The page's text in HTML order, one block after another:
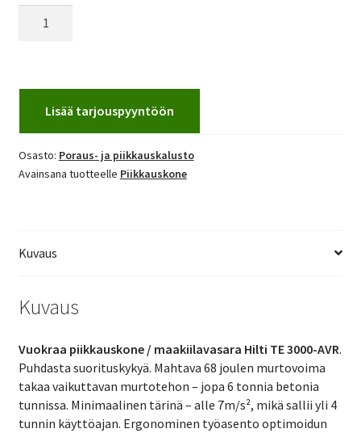
AVR
määräLisää tarjouspyyntöön
Osasto: Poraus- ja piikkauskalusto
Avainsana tuotteelle Piikkauskone
Kuvaus
Kuvaus
Vuokraa piikkauskone / maakiilavasara Hilti TE 3000-AVR.
Puhdasta suorituskykyä. Mahtava 68 joulen murtovoima
takaa vaikuttavan murtotehon – jopa 6 tonnia betonia
tunnissa. Minimaalinen tärinä – alle 7m/s², mikä sallii yli 4
tunnin käyttöajan. Ergonominen työasento optimoidun